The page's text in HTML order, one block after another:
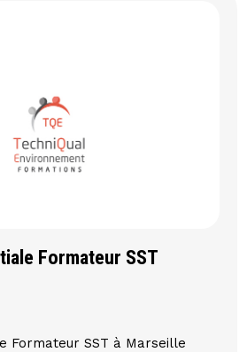
Formateur SST
Formateur SST à Marseille